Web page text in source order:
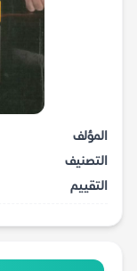
المؤلف
التصنيف
التقييم